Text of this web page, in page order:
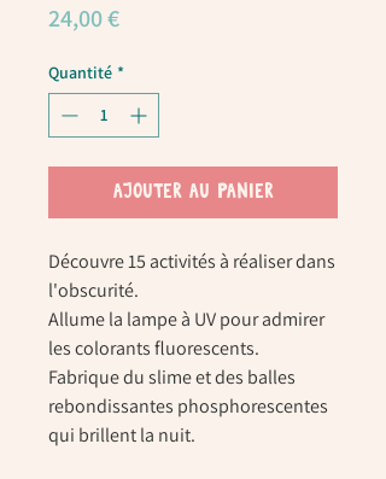
24,00 €Prix
Quantité *
AJOUTER AU PANIER
Découvre 15 activités à réaliser dans
l'obscurité.
Allume la lampe à UV pour admirer
les colorants fluorescents.
Fabrique du slime et des balles
rebondissantes phosphorescentes
qui brillent la nuit.